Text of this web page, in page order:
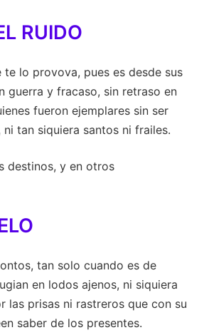
RUIDO
lo provova, pues es desde sus
guerra y fracaso, sin retraso en
fueron ejemplares sin ser
tan siquiera santos ni frailes.
destinos, y en otros
tan solo cuando es de
en lodos ajenos, ni siquiera
las prisas ni rastreros que con su
saber de los presentes.